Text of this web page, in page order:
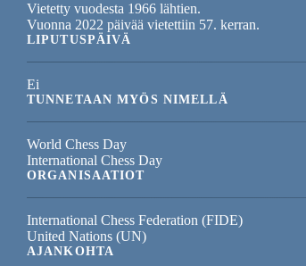
Vietetty vuodesta 1966 lähtien.
Vuonna 2022 päivää vietettiin 57. kerran.
LIPUTUSPÄIVÄ
Ei
TUNNETAAN MYÖS NIMELLÄ
World Chess Day
International Chess Day
ORGANISAATIOT
International Chess Federation (FIDE)
United Nations (UN)
AJANKOHTA